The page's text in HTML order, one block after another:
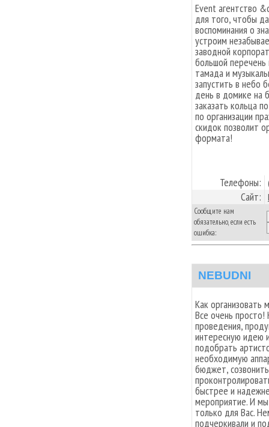
Event агентство
для того, чтобы
воспоминания о
устроим
заводной
большой перечень
тамада и
запустить в небо
день в домике на
заказать кольца
по организации
скидок позволит
формата!
Телефоны:
Сайт:
Сообщите нам
обязательно, если есть
ошибка:
NEBUDNI
Как организовать
Все очень
проведения,
интересную идею
подобрать
необходимую
бюджет,
быстрее и
мероприятие. И
только для Вас.
подчеркивали и